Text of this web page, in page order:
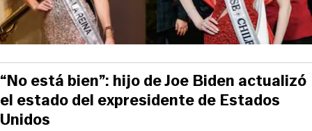
“No está bien”: hijo de Joe Biden actualizó
el estado del expresidente de Estados
Unidos